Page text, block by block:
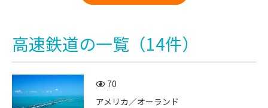
高速鉄道の一覧 （14件）
70
アメリカ／オーランド